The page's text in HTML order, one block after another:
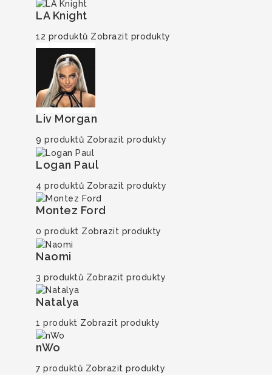
LA Knight
12 produktů Zobrazit produkty
Liv Morgan
9 produktů Zobrazit produkty
Logan Paul
4 produktů Zobrazit produkty
Montez Ford
0 produkt Zobrazit produkty
Naomi
3 produktů Zobrazit produkty
Natalya
1 produkt Zobrazit produkty
nWo
7 produktů Zobrazit produkty